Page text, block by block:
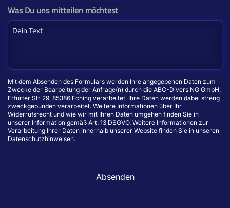
Was Du uns mitteilen möchtest
Mit dem Absenden des Formulars werden Ihre angegebenen Daten zum
Zwecke der Bearbeitung der Anfrage(n) durch die ABC-Divers NG GmbH,
Erfurter Str 29, 85386 Eching verarbeitet. Ihre Daten werden dabei streng
zweckgebunden verarbeitet. Weitere Informationen über Ihr
Widerrufsrecht und wie wir mit Ihren Daten umgehen finden Sie in
unserer Information gemäß Art. 13 DSGVO. Weitere Informationen zur
Verarbeitung Ihrer Daten innerhalb unserer Website finden Sie in unseren
Datenschutzhinweisen.